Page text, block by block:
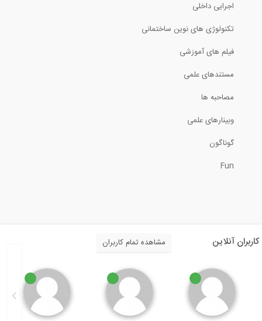
اجرایی داخلی
تکنولوژی های نوین ساختمانی
فیلم های آموزشی
مستندهای علمی
مصاحبه ها
وبینارهای علمی
گوناگون
Fun
کاربران آنلاین مشاهده تمام کاربران